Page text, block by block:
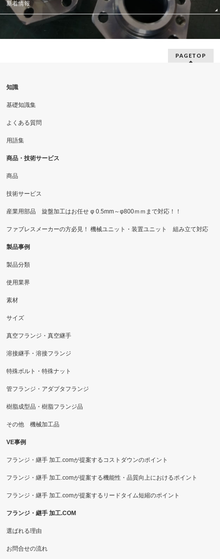
新着情報
PAGETOP
知識
基礎知識集
よくある質問
用語集
商品・技術サービス
商品
技術サービス
産業用部品 旋盤加工はお任せ φ 0.5mm～φ800ｍｍまで対応！！
ファブレスメーカーの方必見！ 機械ユニット・装置ユニット 組み立て対応
製品事例
製品分類
使用業界
素材
サイズ
真空フランジ・真空継手
溶接継手・溶接フランジ
特殊ボルト・特殊ナット
管フランジ・アダプタフランジ
樹脂成型品・樹脂フランジ品
その他 機械加工品
VE事例
フランジ・継手 加工.comが提案するコストダウンのポイント
フランジ・継手 加工.comが提案する機能性・品質向上におけるポイント
フランジ・継手 加工.comが提案するリードタイム短縮のポイント
フランジ・継手 加工.COM
選ばれる理由
お問合せの流れ